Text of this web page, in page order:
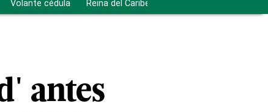
Volante cédula Reina del Caribe
antes